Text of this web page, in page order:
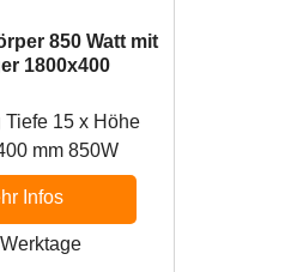
850 Watt mit
1800x400
Tiefe 15 x Höhe
mm 850W
Infos